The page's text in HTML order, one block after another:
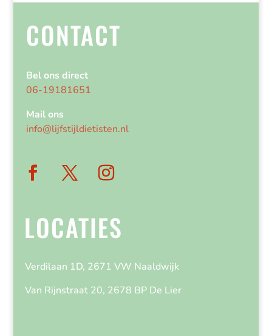
CONTACT
Bel ons direct
06-19181651
Mail ons
info@lijfstijldietisten.nl
LOCATIES
Verdilaan 1D, 2671 VW Naaldwijk
Van Rijnstraat 20, 2678 BP De Lier